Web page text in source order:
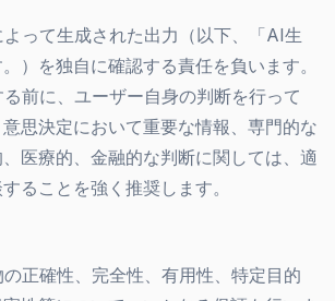
って生成された出力（以下、「AI生
）を独自に確認する責任を負います。
前に、ユーザー自身の判断を行って
思決定において重要な情報、専門的な
医療的、金融的な判断に関しては、適
ることを強く推奨します。
正確性、完全性、有用性、特定目的